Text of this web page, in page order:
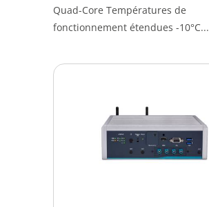
Quad-Core Températures de
fonctionnement étendues -10°C...